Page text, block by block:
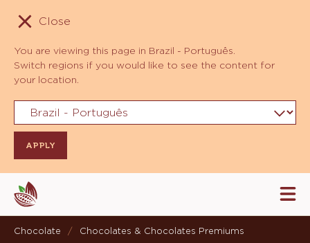
Close
You are viewing this page in Brazil - Português.
Switch regions if you would like to see the content for
your location.
Skip
to
main
Chocolate / Chocolates & Chocolates Premiums